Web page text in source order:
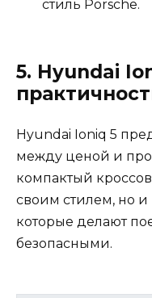
стиль Porsche.
5. Hyundai
Hyundai Ioniq 5
между ценой и
компактый
своим стилем, но
которые делают
безопасными.